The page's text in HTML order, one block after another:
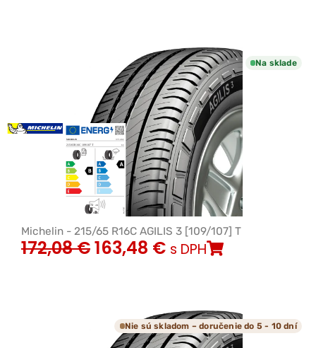
Na sklade
Michelin - 215/65 R16C AGILIS 3 [109/107] T
172,08€163,48 € s DPH
Nie sú skladom – doručenie do 5 - 10 dní